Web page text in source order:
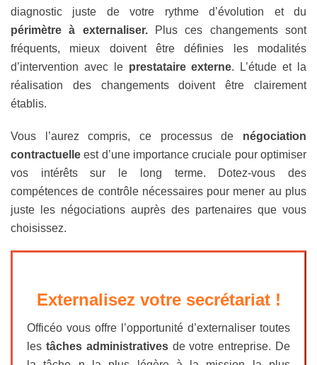
diagnostic juste de votre rythme d’évolution et du
périmètre à externaliser.Plus ces changements sont
fréquents, mieux doivent être définies les modalités
d’intervention avec le prestataire externe. L’étude et la
réalisation des changements doivent être clairement
établis.
Vous l’aurez compris, ce processus de négociation
contractuelle est d’une importance cruciale pour optimiser
vos intérêts sur le long terme. Dotez-vous des
compétences de contrôle nécessaires pour mener au plus
juste les négociations auprès des partenaires que vous
choisissez.
Externalisez votre secrétariat !
Officéo vous offre l’opportunité d’externaliser toutes
les tâches administrativesde votre entreprise. De